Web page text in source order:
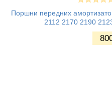
Поршни передних
2112 2170 2190